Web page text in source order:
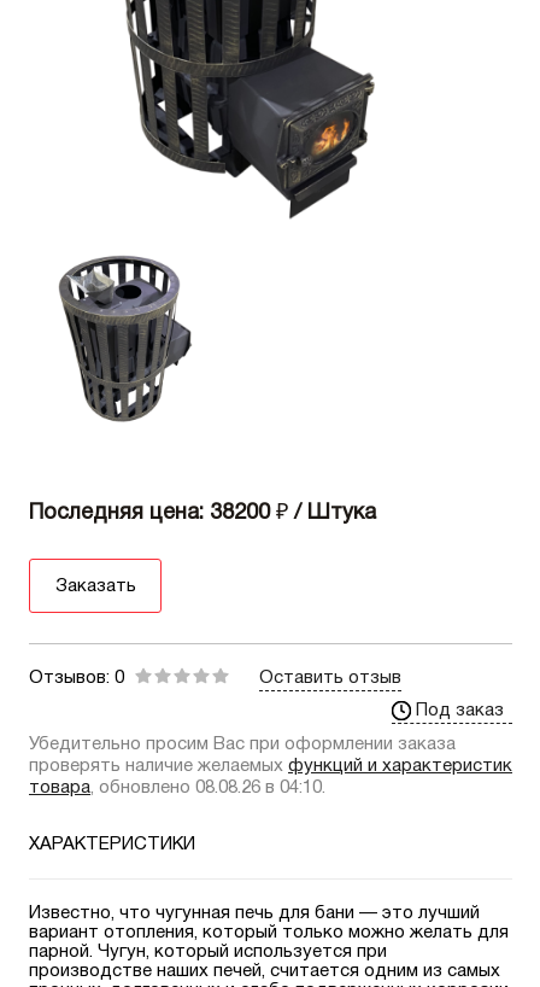
Последняя цена: 38200 ₽ / Штука
Заказать
Отзывов: 0
Оставить отзыв
Под заказ
Убедительно просим Вас при оформлении заказа
проверять наличие желаемых функций и характеристик
товара, обновлено 08.08.26 в 04:10.
ХАРАКТЕРИСТИКИ
Известно, что чугунная печь для бани — это лучший
вариант отопления, который только можно желать для
парной. Чугун, который используется при
производстве наших печей, считается одним из самых